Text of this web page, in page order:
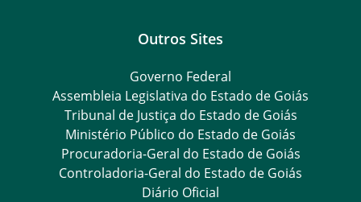
Outros Sites
Governo Federal
Assembleia Legislativa do Estado de Goiás
Tribunal de Justiça do Estado de Goiás
Ministério Público do Estado de Goiás
Procuradoria-Geral do Estado de Goiás
Controladoria-Geral do Estado de Goiás
Diário Oficial